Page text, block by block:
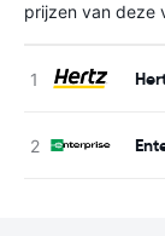
prijzen van deze